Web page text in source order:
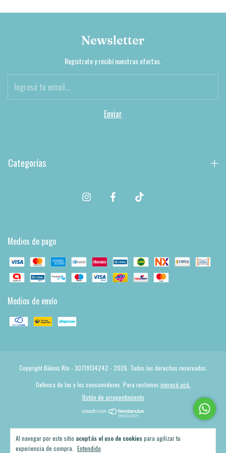
Al navegar por este sitio aceptás el uso de cookiespara agilizar tu
experiencia de compra.
Entendido
Newsletter
Registrate y recibí nuestras ofertas.
Categorías
Medios de pago
Medios de envío
Copyright Bikinis Río - 30719134242 - 2026. Todos los derechos reservados.
Defensa de las y los consumidores. Para reclamos ingresá acá.
Botón de arrepentimiento